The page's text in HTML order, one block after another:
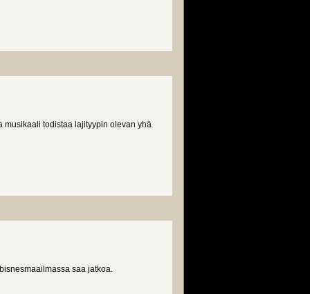
musikaali todistaa lajityypin olevan yhä
saa jatkoa.